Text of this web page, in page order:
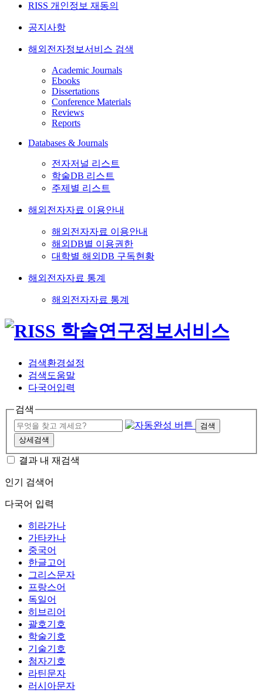
RISS 개인정보 재동의
공지사항
해외전자정보서비스 검색
Academic Journals
Ebooks
Dissertations
Conference Materials
Reviews
Reports
Databases & Journals
전자저널 리스트
학술DB 리스트
주제별 리스트
해외전자자료 이용안내
해외전자자료 이용안내
해외DB별 이용권한
대학별 해외DB 구독현황
해외전자자료 통계
해외전자자료 통계
검색환경설정
검색도움말
다국어입력
검색
검색
상세검색
결과 내 재검색
인기 검색어
다국어 입력
히라가나
가타카나
중국어
한글고어
그리스문자
프랑스어
독일어
히브리어
괄호기호
학술기호
기술기호
첨자기호
라틴문자
러시아문자